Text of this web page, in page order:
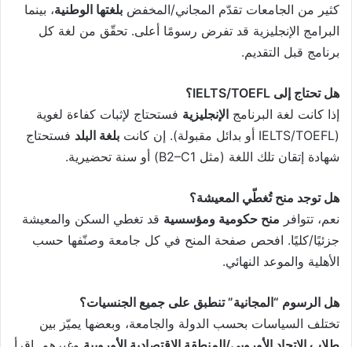
كثير من الجامعات تقدّم المجاني/المخفض بلغتها الوطنية، بينما
البرامج الإنجليزية قد تفرض رسومًا أعلى. تحقّق من لغة كل
برنامج قبل التقديم.
هل تحتاج إلى IELTS/TOEFL؟
إذا كانت لغة البرنامج الإنجليزية فستحتاج لإثبات كفاءة لغوية
(IELTS/TOEFL أو بدائل مقبولة). إن كانت
بلغة البلد فستحتاج
شهادة إتقان تلك اللغة (مثل B2–C1) أو سنة تحضيرية.
هل توجد منح تُغطّي المعيشة؟
نعم، تتوافر منح حكومية ومؤسسية قد تغطي السكن والمعيشة
جزئيًا/كليًا. افحص صفحة المنح في كل جامعة وصنّفها حسب
الأهلية والموعد النهائي.
هل الرسوم “المجانية” تنطبق على جميع الجنسيات؟
تختلف السياسات بحسب الدولة والجامعة، وبعضها يميّز بين